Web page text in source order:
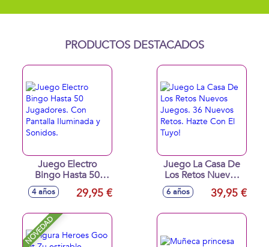
PRODUCTOS DESTACADOS
Juego Electro
Bingo Hasta 50
Jugadores. Con
Pantalla Iluminada
4 años 29,95 €
Juego La Casa De
Los Retos Nuevos
Juegos. 36 Nuevos
Retos. Hazte Con El
6 años 39,95 €
NOVEDAD